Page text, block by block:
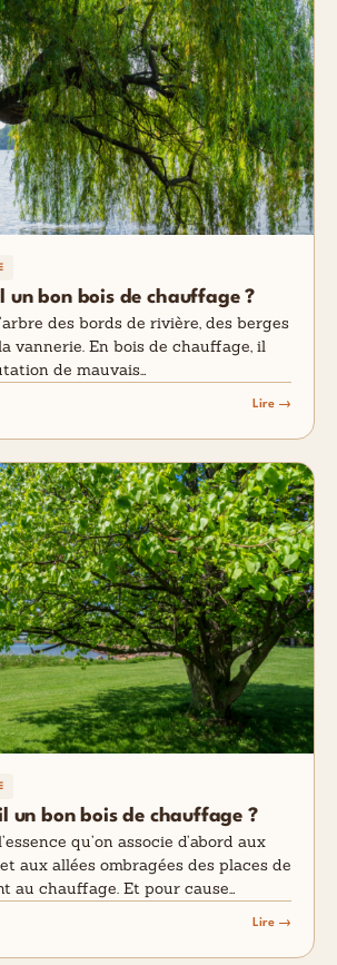
un bon bois de chauffage ?
des bords de rivière, des berges
vannerie. En bois de chauffage, il
de mauvais…
Lire →
un bon bois de chauffage ?
qu’on associe d’abord aux
aux allées ombragées des places de
au chauffage. Et pour cause…
Lire →